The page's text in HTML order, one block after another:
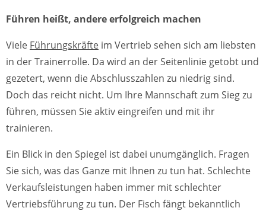
Führen heißt, andere erfolgreich machen
Viele Führungskräfte im Vertrieb sehen sich am liebsten
in der Trainerrolle. Da wird an der Seitenlinie getobt und
gezetert, wenn die Abschlusszahlen zu niedrig sind.
Doch das reicht nicht. Um Ihre Mannschaft zum Sieg zu
führen, müssen Sie aktiv eingreifen und mit ihr
trainieren.
Ein Blick in den Spiegel ist dabei unumgänglich. Fragen
Sie sich, was das Ganze mit Ihnen zu tun hat. Schlechte
Verkaufsleistungen haben immer mit schlechter
Vertriebsführung zu tun. Der Fisch fängt bekanntlich